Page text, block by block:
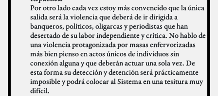
Por otro lado cada vez estoy más convencido que la única
salida será la violencia que deberá de ir dirigida a
banqueros, políticos, oligarcas y periodistas que han
desertado de su labor independiente y crítica. No hablo de
una violencia protagonizada por masas enfervorizadas
más bien pienso en actos únicos de individuos sin
conexión alguna y que deberán actuar una sola vez. De
esta forma su detección y detención será prácticamente
imposible y podrá colocar al Sistema en una tesitura muy
difícil.